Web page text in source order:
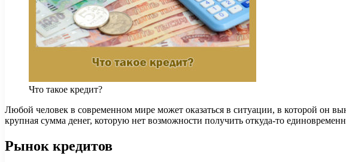
Что такое кредит?
Любой человек в современном мире может оказаться в ситуации, в которой он
крупная сумма денег, которую нет возможности получить откуда-то
Рынок кредитов